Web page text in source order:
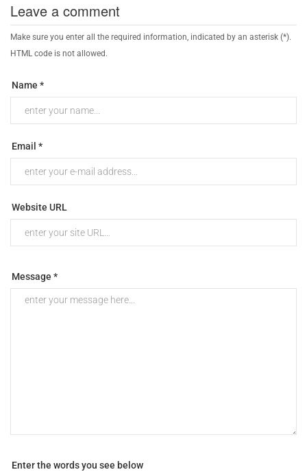
Leave a comment
Make sure you enter all the required information, indicated by an asterisk (*).
HTML code is not allowed.
Name *
Email *
Website URL
Message *
Enter the words you see below